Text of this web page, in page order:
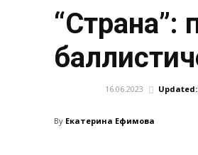
“Страна”:
16.06.2023 Updated:
By Екатерина Ефимова